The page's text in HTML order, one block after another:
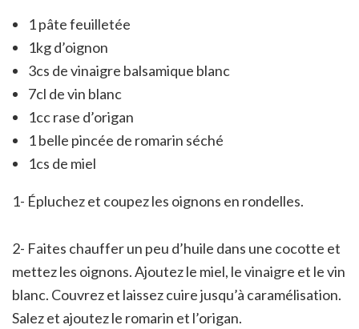
1 pâte feuilletée
1kg d’oignon
3cs de vinaigre balsamique blanc
7cl de vin blanc
1cc rase d’origan
1 belle pincée de romarin séché
1cs de miel
1- Épluchez et coupez les oignons en rondelles.
2- Faites chauffer un peu d’huile dans une cocotte et
mettez les oignons. Ajoutez le miel, le vinaigre et le vin
blanc. Couvrez et laissez cuire jusqu’à caramélisation.
Salez et ajoutez le romarin et l’origan.